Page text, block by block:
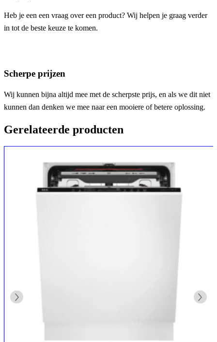
Heb je een een vraag over een product? Wij helpen je graag verder
in tot de beste keuze te komen.
Scherpe prijzen
Wij kunnen bijna altijd mee met de scherpste prijs, en als we dit niet
kunnen dan denken we mee naar een mooiere of betere oplossing.
Gerelateerde producten